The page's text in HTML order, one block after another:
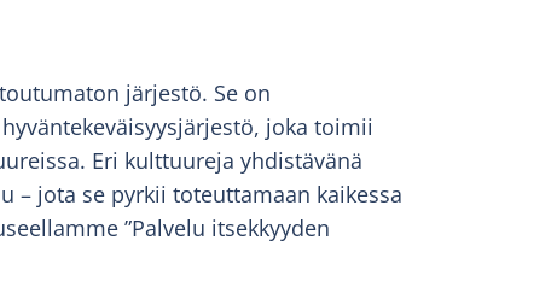
järjestö. Se on
joka toimii
Eri kulttuureja yhdistävänä
– jota se pyrkii toteuttamaan kaikessa
”Palvelu itsekkyyden